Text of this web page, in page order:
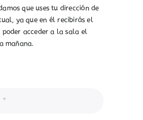
que uses tu dirección de
yaque en él recibirás el
acceder a la sala el
mañana.